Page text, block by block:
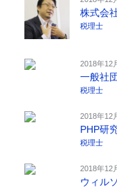
株式会
税理士
2018年12
一般社
税理士
2018年12
PHP研
税理士
2018年12
ウィル